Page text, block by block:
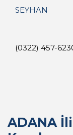
SEYHAN
(0322) 457-
ADANA